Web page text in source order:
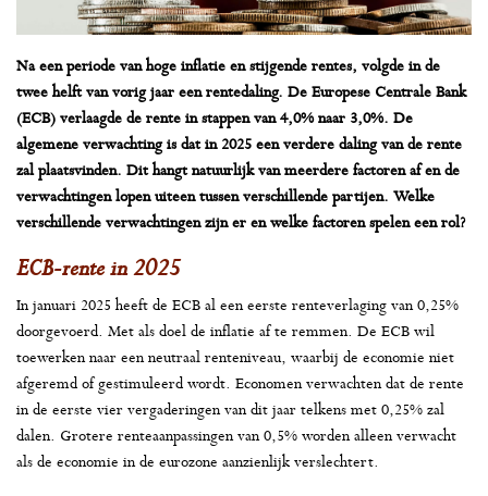
Na een periode van hoge inflatie en stijgende rentes, volgde in de
twee helft van vorig jaar een rentedaling. De Europese Centrale Bank
(ECB) verlaagde de rente in stappen van 4,0% naar 3,0%. De
algemene verwachting is dat in 2025 een verdere daling van de rente
zal plaatsvinden. Dit hangt natuurlijk van meerdere factoren af en de
verwachtingen lopen uiteen tussen verschillende partijen. Welke
verschillende verwachtingen zijn er en welke factoren spelen een rol?
ECB-rente in 2025
In januari 2025 heeft de ECB al een eerste renteverlaging van 0,25%
doorgevoerd. Met als doel de inflatie af te remmen. De ECB wil
toewerken naar een neutraal renteniveau, waarbij de economie niet
afgeremd of gestimuleerd wordt. Economen verwachten dat de rente
in de eerste vier vergaderingen van dit jaar telkens met 0,25% zal
dalen. Grotere renteaanpassingen van 0,5% worden alleen verwacht
als de economie in de eurozone aanzienlijk verslechtert.